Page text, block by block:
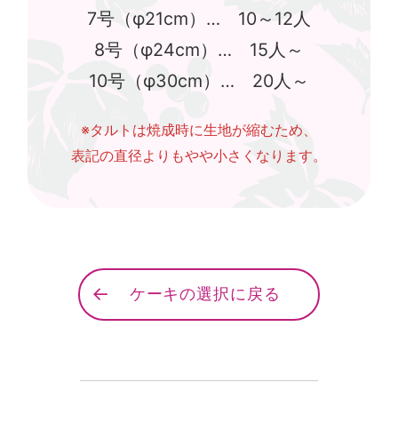
7号（φ21cm）… 10～12人
8号（φ24cm）… 15人～
10号（φ30cm）… 20人～
※タルトは焼成時に生地が縮むため、
表記の直径よりもやや小さくなります。
ケーキの選択に戻る